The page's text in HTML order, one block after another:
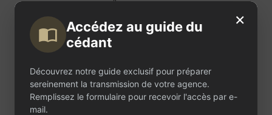
l’agence offre 84 m²
modernes et
fonctionnels,
parfaitement équipés
pour une exploitation
immédiate : vitrine
valorisante pour les
annonces, matériel
professionnel
×
Accédez au guide du
cédant
Découvrez notre guide exclusif pour préparer
sereinement la transmission de votre agence.
Remplissez le formulaire pour recevoir l'accès par e-
mail.